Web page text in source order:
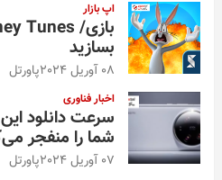
اپ بازار
بسازید
08 آوریل 2024 پاورتل
اخبار فناوری
سرعت دانلود
شما را منفجر
07 آوریل 2024 پاورتل